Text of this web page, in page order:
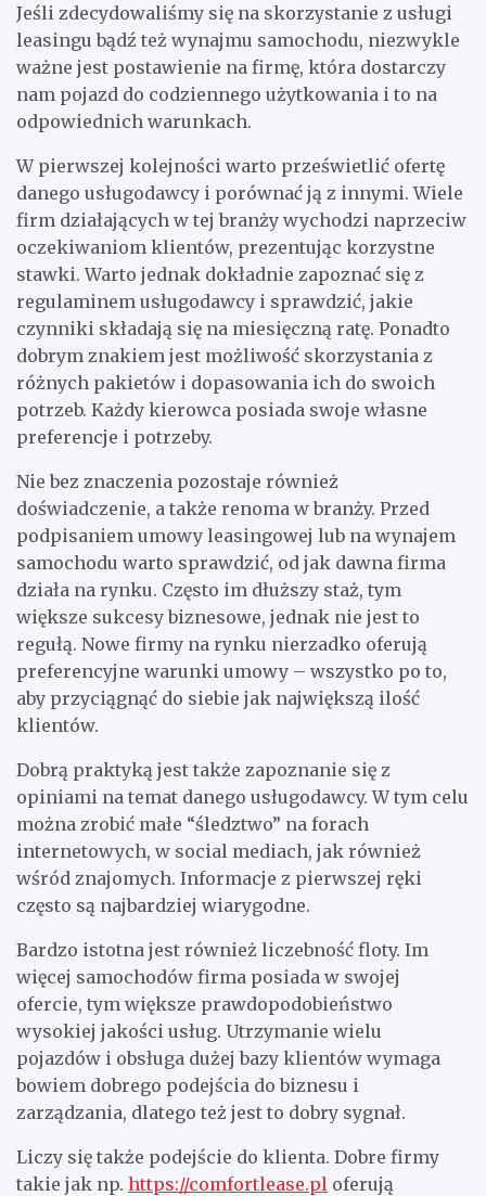
Jeśli zdecydowaliśmy się na skorzystanie z usługi
leasingu bądź też wynajmu samochodu, niezwykle
ważne jest postawienie na firmę, która dostarczy
nam pojazd do codziennego użytkowania i to na
odpowiednich warunkach.
W pierwszej kolejności warto prześwietlić ofertę
danego usługodawcy i porównać ją z innymi. Wiele
firm działających w tej branży wychodzi naprzeciw
oczekiwaniom klientów, prezentując korzystne
stawki. Warto jednak dokładnie zapoznać się z
regulaminem usługodawcy i sprawdzić, jakie
czynniki składają się na miesięczną ratę. Ponadto
dobrym znakiem jest możliwość skorzystania z
różnych pakietów i dopasowania ich do swoich
potrzeb. Każdy kierowca posiada swoje własne
preferencje i potrzeby.
Nie bez znaczenia pozostaje również
doświadczenie, a także renoma w branży. Przed
podpisaniem umowy leasingowej lub na wynajem
samochodu warto sprawdzić, od jak dawna firma
działa na rynku. Często im dłuższy staż, tym
większe sukcesy biznesowe, jednak nie jest to
regułą. Nowe firmy na rynku nierzadko oferują
preferencyjne warunki umowy – wszystko po to,
aby przyciągnąć do siebie jak największą ilość
klientów.
Dobrą praktyką jest także zapoznanie się z
opiniami na temat danego usługodawcy. W tym celu
można zrobić małe “śledztwo” na forach
internetowych, w social mediach, jak również
wśród znajomych. Informacje z pierwszej ręki
często są najbardziej wiarygodne.
Bardzo istotna jest również liczebność floty. Im
więcej samochodów firma posiada w swojej
ofercie, tym większe prawdopodobieństwo
wysokiej jakości usług. Utrzymanie wielu
pojazdów i obsługa dużej bazy klientów wymaga
bowiem dobrego podejścia do biznesu i
zarządzania, dlatego też jest to dobry sygnał.
Liczy się także podejście do klienta. Dobre firmy
takie jak np. https://comfortlease.pl oferują